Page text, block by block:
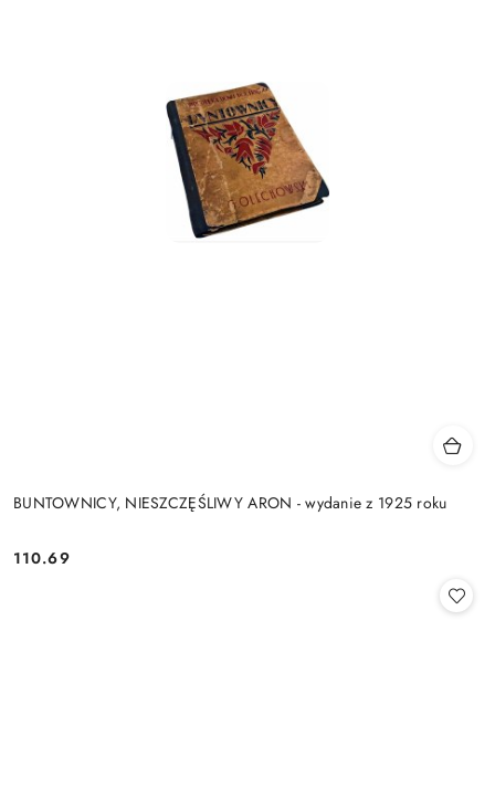
BUNTOWNICY, NIESZCZĘŚLIWY ARON - wydanie z 1925 roku
Cena:
110.69